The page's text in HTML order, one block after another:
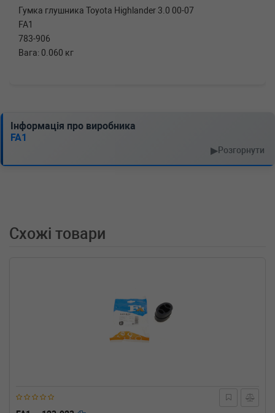
Гумка глушника Toyota Highlander 3.0 00-07
FA1
783-906
Вага: 0.060 кг
Інформація про виробника
FA1
▶Розгорнути
Схожі товари